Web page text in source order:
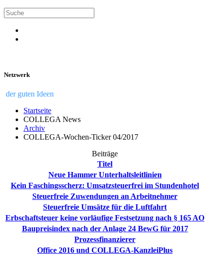
Netzwerk
der guten Ideen
Startseite
COLLEGA News
Archiv
COLLEGA-Wochen-Ticker 04/2017
Beiträge
Titel
Neue Hammer Unterhaltsleitlinien
Kein Faschingsscherz: Umsatzsteuerfrei im Stundenhotel
Steuerfreie Zuwendungen an Arbeitnehmer
Steuerfreie Umsätze für die Luftfahrt
Erbschaftsteuer keine vorläufige Festsetzung nach § 165 AO
Baupreisindex nach der Anlage 24 BewG für 2017
Prozessfinanzierer
Office 2016 und COLLEGA-KanzleiPlus